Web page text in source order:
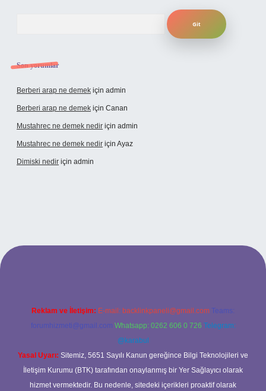
Son yorumlar
Berberi arap ne demek için admin
Berberi arap ne demek için Canan
Mustahrec ne demek nedir için admin
Mustahrec ne demek nedir için Ayaz
Dimiski nedir için admin
tulipbett.net/
Reklam ve İletişim: E-mail: backlinkpaneli@gmail.com Teams:
forumhizmeti@gmail.com Whatsapp: 0262 606 0 726 Telegram:
@karabul
Yasal Uyarı: Sitemiz, 5651 Sayılı Kanun gereğince Bilgi Teknolojileri ve
İletişim Kurumu (BTK) tarafından onaylanmış bir Yer Sağlayıcı olarak
hizmet vermektedir. Bu nedenle, sitedeki içerikleri proaktif olarak